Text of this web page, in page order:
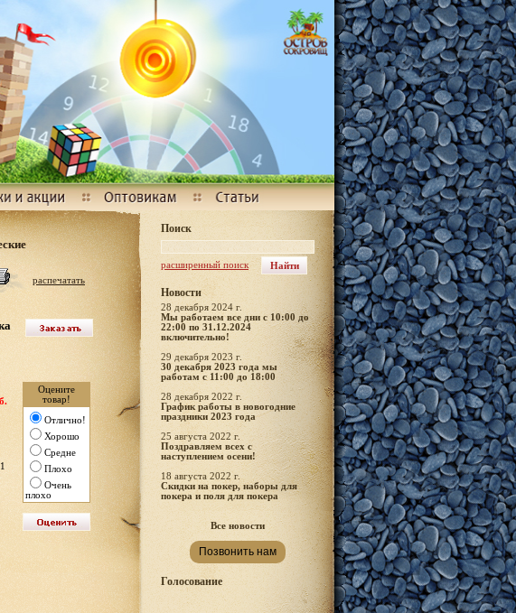
распечатать
Оцените
товар!
Отлично!
Хорошо
Средне
Плохо
Очень
плохо
Поиск
расширенный поиск
Новости
28 декабря 2024 г.
Мы работаем все дни с 10:00 до
22:00 по 31.12.2024
включительно!
29 декабря 2023 г.
30 декабря 2023 года мы
работам с 11:00 до 18:00
28 декабря 2022 г.
График работы в новогодние
праздники 2023 года
25 августа 2022 г.
Поздравляем всех с
наступлением осени!
18 августа 2022 г.
Скидки на покер, наборы для
покера и поля для покера
Все новости
Позвонить нам
Голосование